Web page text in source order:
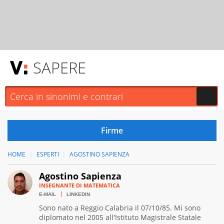
SAPERE
HOME ESPERTI AGOSTINO SAPIENZA
Agostino Sapienza
INSEGNANTE DI MATEMATICA
E-MAIL LINKEDIN
Sono nato a Reggio Calabria il 07/10/85. Mi sono
diplomato nel 2005 all'Istituto Magistrale Statale